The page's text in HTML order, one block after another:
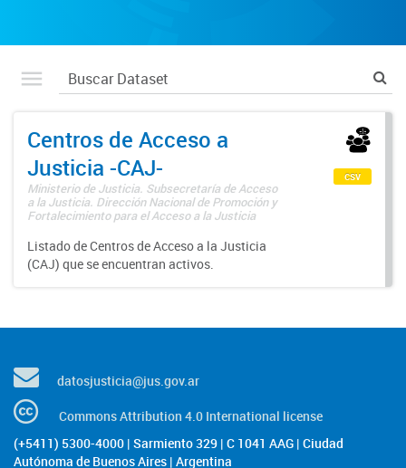
Centros de Acceso a
Justicia -CAJ-
Ministerio de Justicia. Subsecretaría de Acceso
a la Justicia. Dirección Nacional de Promoción y
Fortalecimiento para el Acceso a la Justicia
Listado de Centros de Acceso a la Justicia
(CAJ) que se encuentran activos.
csv
datosjusticia@jus.gov.ar
Commons Attribution 4.0 International license
(+5411) 5300-4000 | Sarmiento 329 | C 1041 AAG | Ciudad
Autónoma de Buenos Aires | Argentina